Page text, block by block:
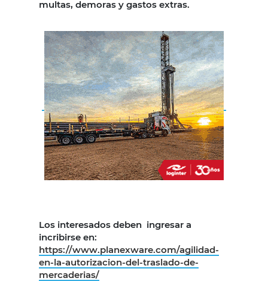
multas, demoras y gastos extras.
Los interesados deben ingresar a
incribirse en:
https://www.planexware.com/agilidad-
en-la-autorizacion-del-traslado-de-
mercaderias/